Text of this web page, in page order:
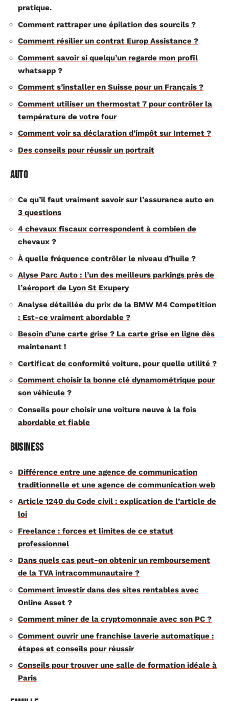
pratique.
Comment rattraper une épilation des sourcils ?
Comment résilier un contrat Europ Assistance ?
Comment savoir si quelqu’un regarde mon profil
whatsapp ?
Comment s’installer en Suisse pour un Français ?
Comment utiliser un thermostat 7 pour contrôler la
température de votre four
Comment voir sa déclaration d’impôt sur Internet ?
Des conseils pour réussir un portrait
Auto
Ce qu’il faut vraiment savoir sur l’assurance auto en
3 questions
4 chevaux fiscaux correspondent à combien de
chevaux ?
À quelle fréquence contrôler le niveau d’huile ?
Alyse Parc Auto : l’un des meilleurs parkings près de
l’aéroport de Lyon St Exupery
Analyse détaillée du prix de la BMW M4 Competition
: Est-ce vraiment abordable ?
Besoin d’une carte grise ? La carte grise en ligne dès
maintenant !
Certificat de conformité voiture, pour quelle utilité ?
Comment choisir la bonne clé dynamométrique pour
son véhicule ?
Conseils pour choisir une voiture neuve à la fois
abordable et fiable
Business
Différence entre une agence de communication
traditionnelle et une agence de communication web
Article 1240 du Code civil : explication de l’article de
loi
Freelance : forces et limites de ce statut
professionnel
Dans quels cas peut-on obtenir un remboursement
de la TVA intracommunautaire ?
Comment investir dans des sites rentables avec
Online Asset ?
Comment miner de la cryptomonnaie avec son PC ?
Comment ouvrir une franchise laverie automatique :
étapes et conseils pour réussir
Conseils pour trouver une salle de formation idéale à
Paris